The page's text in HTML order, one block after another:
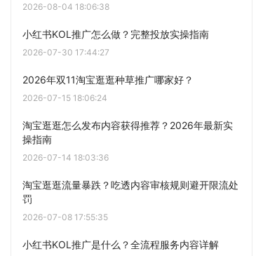
2026-08-04 18:06:38
小红书KOL推广怎么做？完整投放实操指南
2026-07-30 17:44:27
2026年双11淘宝逛逛种草推广哪家好？
2026-07-15 18:06:24
淘宝逛逛怎么发布内容获得推荐？2026年最新实
操指南
2026-07-14 18:03:36
淘宝逛逛流量暴跌？吃透内容审核规则避开限流处
罚
2026-07-08 17:55:35
小红书KOL推广是什么？全流程服务内容详解